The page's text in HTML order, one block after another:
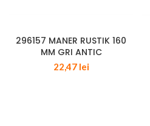
296157 MANER RUSTIK 160
MM GRI ANTIC
22,47 lei